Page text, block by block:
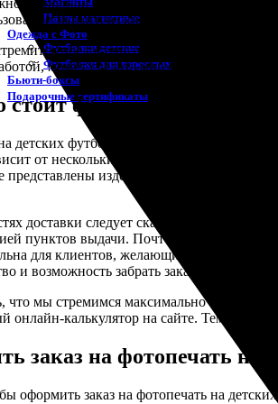
Пазлы магнитные
Одежда с Фото
Футболки детские
Футболки для взрослых
Бьюти-боксы
Подарочные сертификаты
полной кастомизации дизайна
экологически чистых и безопасных
предоставить не только
может сделать мир ярче – один
фотопечать на
детских футболках становится всё
от нескольких критериев. Прежде
представлены изделия различной
доставки следует сказать отдельно.
пунктов выдачи. Почтовая доставка
для клиентов, желающих получить
и возможность забрать заказ в удобное
что мы стремимся максимально
онлайн-калькулятор на сайте. Тем
заказ на фотопечать на
оформить заказ на фотопечать на